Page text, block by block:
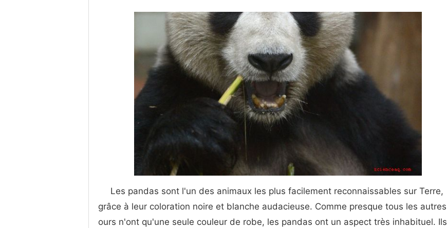
Les pandas sont l'un des animaux les plus facilement reconnaissables sur Terre,
grâce à leur coloration noire et blanche audacieuse. Comme presque tous les autres
ours n'ont qu'une seule couleur de robe, les pandas ont un aspect très inhabituel. Ils